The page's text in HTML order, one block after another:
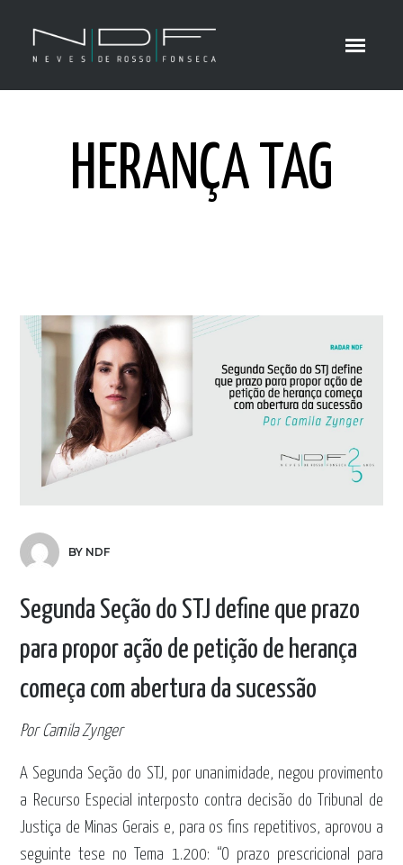
HERANÇA TAG
BY NDF
Segunda Seção do STJ define que prazo
para propor ação de petição de herança
começa com abertura da sucessão
Por Camila Zynger
A Segunda Seção do STJ, por unanimidade, negou provimento
a Recurso Especial interposto contra decisão do Tribunal de
Justiça de Minas Gerais e, para os fins repetitivos, aprovou a
seguinte tese no Tema 1.200: “O prazo prescricional para